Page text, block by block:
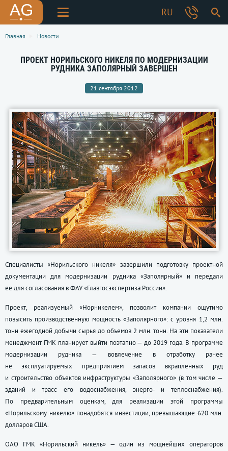
RU
Главная Новости
ПРОЕКТ НОРИЛЬСКОГО НИКЕЛЯ ПО МОДЕРНИЗАЦИИ
РУДНИКА ЗАПОЛЯРНЫЙ ЗАВЕРШЕН
21 сентября 2012
Специалисты «Норильского никеля» завершили подготовку проектной
документации для модернизации рудника «Заполярный» и передали
ее для согласования в ФАУ «Главгосэкспертиза России».
Проект, реализуемый «Норникелем», позволит компании ощутимо
повысить производственную мощность «Заполярного»: с уровня 1,2 млн.
тонн ежегодной добычи сырья до объемов 2 млн. тонн. На эти показатели
менеджмент ГМК планирует выйти поэтапно — до 2019 года. В программе
модернизации рудника — вовлечение в отработку ранее
не эксплуатируемых предприятием запасов вкрапленных руд
и строительство объектов инфраструктуры «Заполярного» (в том числе —
зданий и трасс его водоснабжения, энерго- и теплоснабжения).
По предварительным оценкам, для реализации этой программы
«Норильскому никелю» понадобятся инвестиции, превышающие 620 млн.
долларов США.
ОАО ГМК «Норильский никель» — один из мощнейших операторов